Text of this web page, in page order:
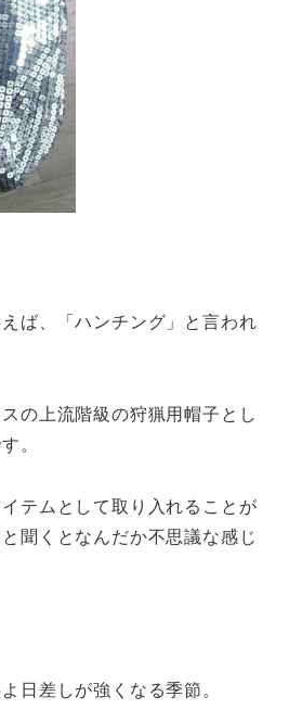
ば、「ハンチング」と言われ
の上流階級の狩猟用帽子とし
。
テムとして取り入れることが
聞くとなんだか不思議な感じ
日差しが強くなる季節。